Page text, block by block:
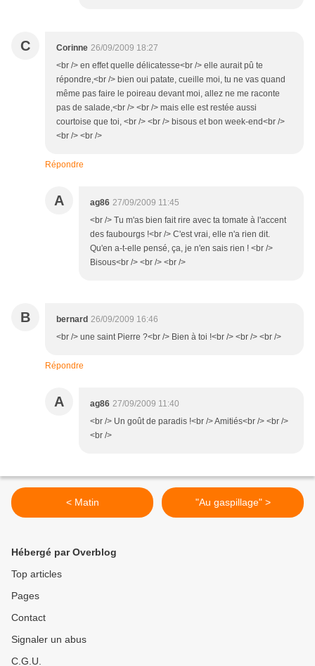
C Corinne 26/09/2009 18:27
<br /> en effet quelle délicatesse<br /> elle aurait pû te
répondre,<br /> bien oui patate, cueille moi, tu ne vas quand
même pas faire le poireau devant moi, allez ne me raconte
pas de salade,<br /> <br /> mais elle est restée aussi
courtoise que toi, <br /> <br /> bisous et bon week-end<br />
<br /> <br />
Répondre
A ag86 27/09/2009 11:45
<br /> Tu m'as bien fait rire avec ta tomate à l'accent
des faubourgs !<br /> C'est vrai, elle n'a rien dit.
Qu'en a-t-elle pensé, ça, je n'en sais rien ! <br />
Bisous<br /> <br /> <br />
B bernard 26/09/2009 16:46
<br /> une saint Pierre ?<br /> Bien à toi !<br /> <br /> <br />
Répondre
A ag86 27/09/2009 11:40
<br /> Un goût de paradis !<br /> Amitiés<br /> <br />
<br />
< Matin "Au gaspillage" >
Hébergé par Overblog
Top articles
Pages
Contact
Signaler un abus
C.G.U.